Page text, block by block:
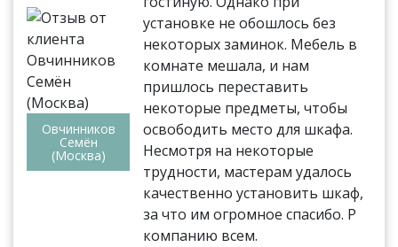
Овчинников
Семён
(Москва)
установке не обошлось без
некоторых заминок. Мебель в
комнате мешала, и нам
пришлось переставить
некоторые предметы, чтобы
освободить место для шкафа.
Несмотря на некоторые
трудности, мастерам удалось
качественно установить шкаф,
за что им огромное спасибо. Р
компанию всем.